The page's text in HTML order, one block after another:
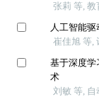
张莉 等, 教
人工智能
崔佳旭 等,
基于深度学
术
刘敏 等,